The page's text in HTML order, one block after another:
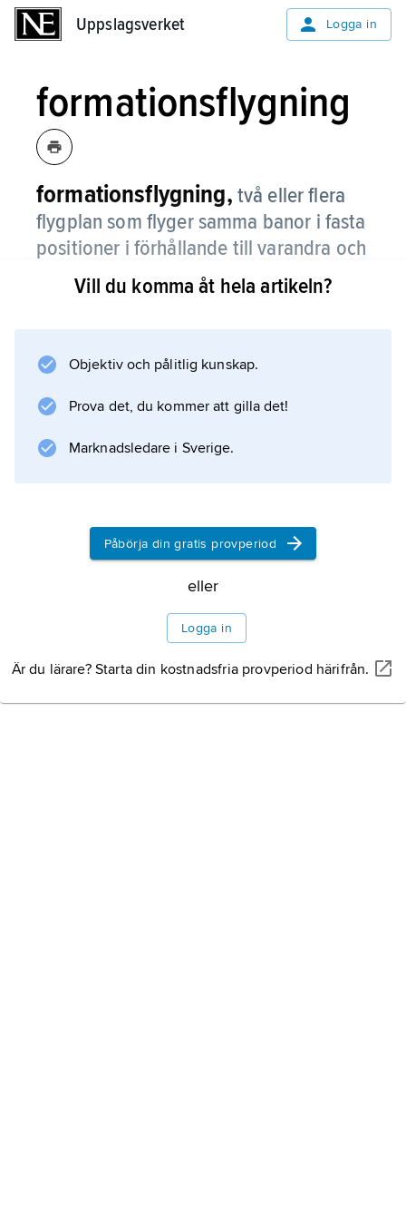
Uppslagsverket Logga in
formationsflygning
formationsflygning, två eller flera
flygplan som flyger samma banor i fasta
positioner i förhållande till varandra och
med ett mellanrum lika med flygplanens
spännvidd (5–15 m).
därför i (den militära) flygutbildningen för att
olika taktiska sammanhang, vid
flyguppvisningar och för att hålla ihop förband
vid flygning i moln. Grundformationerna vid
Vill du komma åt hela artikeln?
Objektiv och pålitlig kunskap.
Prova det, du kommer att gilla det!
Marknadsledare i Sverige.
Påbörja din gratis provperiod
eller
Logga in
Är du lärare? Starta din kostnadsfria provperiod härifrån.